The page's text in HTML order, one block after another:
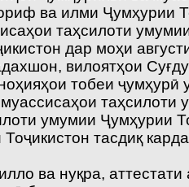
ва илми Ҷумҳурии
таҳсилоти
дар моҳи
вилоятҳои
тобеи ҷумҳурӣ
таҳсилоти
умумии Ҷумҳурии
тасдиқ
ва нуқра,